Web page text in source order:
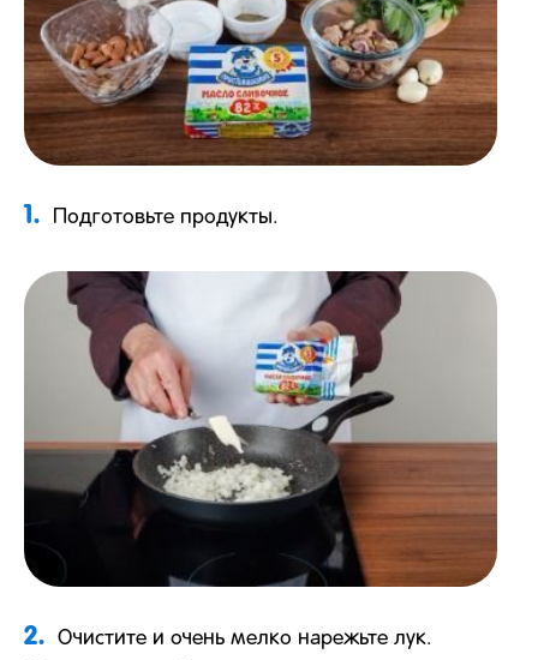
1. Подготовьте продукты.
2.
Очистите и очень мелко нарежьте лук.